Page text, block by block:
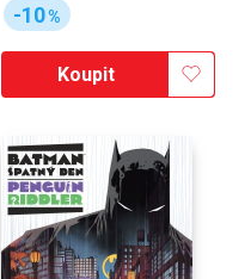
-10%
Koupit